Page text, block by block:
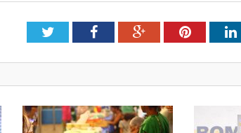
TwitterFacebookGoogle+Pinterest